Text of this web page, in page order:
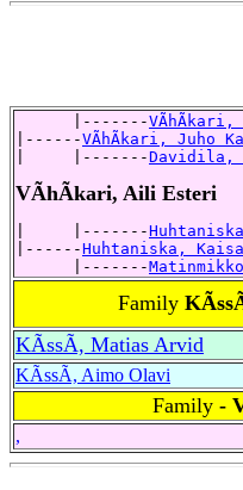
      |-------
|------VÃhÃkari, Juho
|     |-------
VÃhÃkari, Aili Esteri
|     |-------
|------Huhtaniska,
      |-------
Family
KÃssÃ, Matias Arvid
KÃssÃ, Aimo Olavi
Family -
,